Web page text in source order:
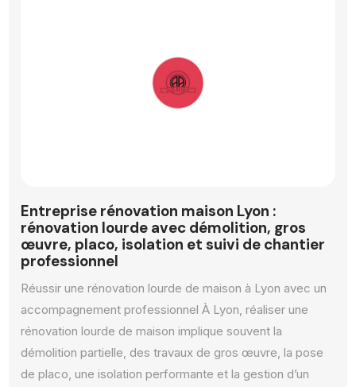
Entreprise rénovation maison Lyon :
rénovation lourde avec démolition, gros
œuvre, placo, isolation et suivi de chantier
professionnel
Réussir une rénovation lourde de maison à Lyon avec un
accompagnement professionnel À Lyon, réaliser une
rénovation lourde de maison implique souvent la
démolition partielle, des travaux de gros œuvre, la pose
de placo, une isolation performante et la gestion d’un